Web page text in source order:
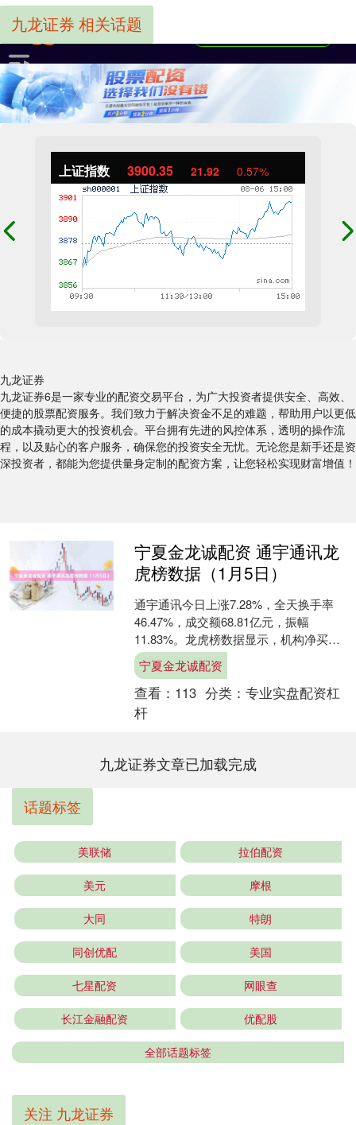
上证指数 3900.35 21.92 0.57%
九龙证券
九龙证券6是一家专业的配资交易平台，为广大投资者提供安全、高效、
便捷的股票配资服务。我们致力于解决资金不足的难题，帮助用户以更低
的成本撬动更大的投资机会。平台拥有先进的风控体系，透明的操作流
程，以及贴心的客户服务，确保您的投资安全无忧。无论您是新手还是资
深投资者，都能为您提供量身定制的配资方案，让您轻松实现财富增值！
九龙证券 相关话题
宁夏金龙诚配资 通宇通讯龙
虎榜数据（1月5日）
通宇通讯今日上涨7.28%，全天换手率
46.47%，成交额68.81亿元，振幅
11.83%。龙虎榜数据显示，机构净买入
6169.35万元，深股通净卖出1.61亿....
宁夏金龙诚配资
查看： 113 分类： 专业实盘配资杠
杆
九龙证券文章已加载完成
话题标签
美联储 拉伯配资
美元 摩根
大同 特朗
同创优配 美国
七星配资 网眼查
长江金融配资 优配股
全部话题标签
关注 九龙证券